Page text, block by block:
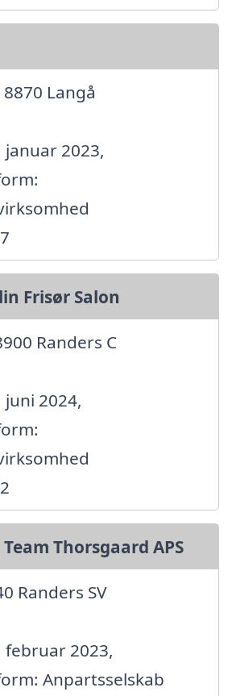
Langå
2023,
Frisør Salon
Randers C
2024,
Team Thorsgaard APS
Randers SV
2023,
Anpartsselskab